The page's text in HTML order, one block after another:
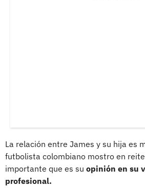
La relación entre James y su hija es
futbolista colombiano mostro en
importante que es su opinión en su
profesional.